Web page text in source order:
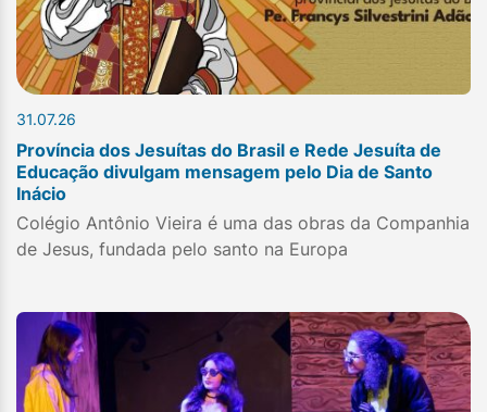
31.07.26
Província dos Jesuítas do Brasil e Rede Jesuíta de
Educação divulgam mensagem pelo Dia de Santo
Inácio
Colégio Antônio Vieira é uma das obras da Companhia
de Jesus, fundada pelo santo na Europa